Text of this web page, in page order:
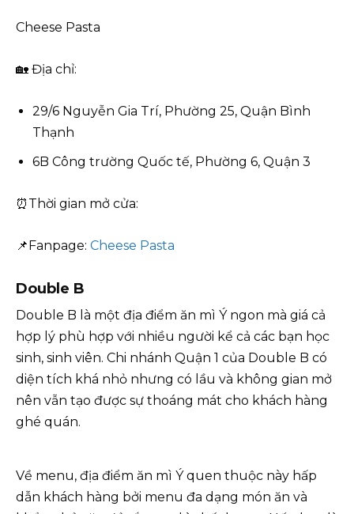
Cheese Pasta
🏡 Địa chỉ:
29/6 Nguyễn Gia Trí, Phường 25, Quận Bình
Thạnh
6B Công trường Quốc tế, Phường 6, Quận 3
⏰Thời gian mở cửa:
📌Fanpage: Cheese Pasta
Double B
Double B là một địa điểm ăn mì Ý ngon mà giá cả
hợp lý phù hợp với nhiều người kể cả các bạn học
sinh, sinh viên. Chi nhánh Quận 1 của Double B có
diện tích khá nhỏ nhưng có lầu và không gian mở
nên vẫn tạo được sự thoáng mát cho khách hàng
ghé quán.
Về menu, địa điểm ăn mì Ý quen thuộc này hấp
dẫn khách hàng bởi menu đa dạng món ăn và